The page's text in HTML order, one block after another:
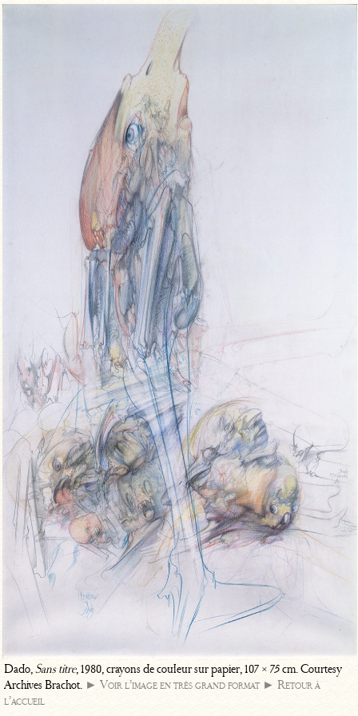
Dado,Sans titre, 1980, crayons de couleur sur papier, 107 × 75 cm. Courtesy
Archives Brachot. ► Voir l’image en très grand format ► Retour à
l’accueil